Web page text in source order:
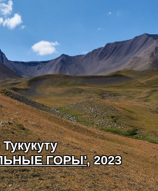
ГОРЫ', 2023